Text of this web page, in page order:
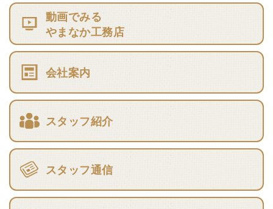
動画でみる
やまなか工務店
会社案内
スタッフ紹介
スタッフ通信